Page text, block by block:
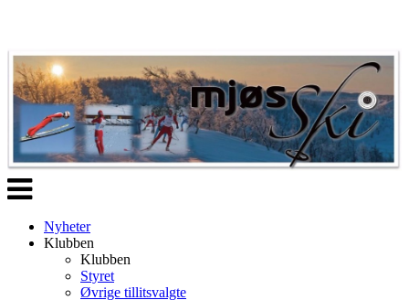
Veksle
navigasjon
Nyheter
Klubben
Klubben
Styret
Øvrige tillitsvalgte